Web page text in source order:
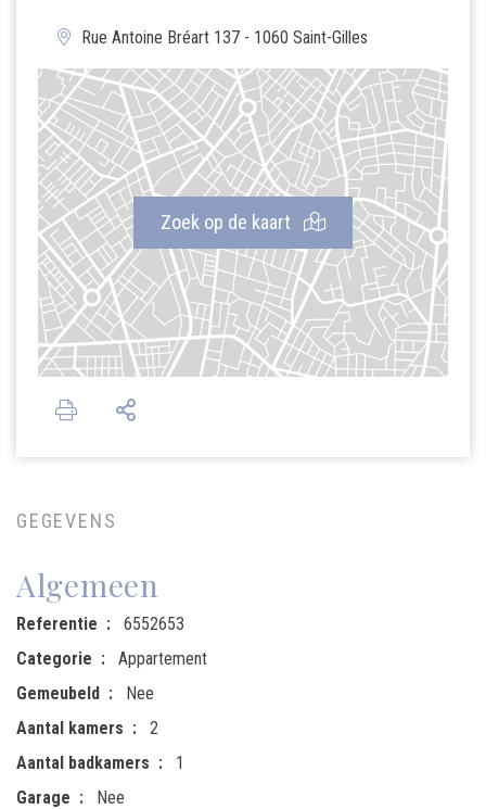
Rue Antoine Bréart 137 - 1060 Saint-Gilles
Zoek op de kaart
GEGEVENS
Algemeen
Referentie
6552653
Categorie
Appartement
Gemeubeld
Nee
Aantal kamers
2
Aantal badkamers
1
Garage
Nee